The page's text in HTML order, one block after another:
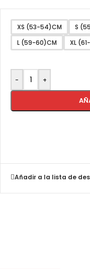
XS (53-54)CM S
L (59-60)CM
XL
- +
Añadir a la lista de